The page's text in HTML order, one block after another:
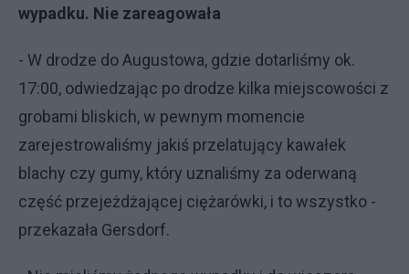
wypadku. Nie zareagowała
- W drodze do Augustowa, gdzie dotarliśmy ok.
17:00, odwiedzając po drodze kilka miejscowości z
grobami bliskich, w pewnym momencie
zarejestrowaliśmy jakiś przelatujący kawałek
blachy czy gumy, który uznaliśmy za oderwaną
część przejeżdżającej ciężarówki, i to wszystko -
przekazała Gersdorf.